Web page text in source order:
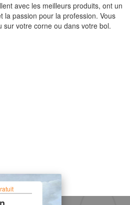
avec les meilleurs produits, ont un
la passion pour la profession. Vous
sur votre corne ou dans votre bol.